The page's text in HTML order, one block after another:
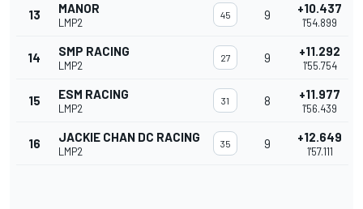
13 MANOR
LMP2
45 9 +10.437
1'54.899
14 SMP RACING
LMP2
27 9 +11.292
1'55.754
15 ESM RACING
LMP2
31 8 +11.977
1'56.439
16 JACKIE CHAN DC RACING
LMP2
35 9 +12.649
1'57.111